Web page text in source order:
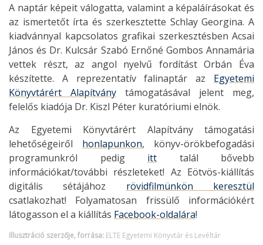
A naptár képeit válogatta, valamint a képaláírásokat és
az ismertetőt írta és szerkesztette Schlay Georgina. A
kiadvánnyal kapcsolatos grafikai szerkesztésben Acsai
János és Dr. Kulcsár Szabó Ernőné Gombos Annamária
vettek részt, az angol nyelvű fordítást Orbán Éva
készítette. A reprezentatív falinaptár az Egyetemi
Könyvtárért Alapítvány támogatásával jelent meg,
felelős kiadója Dr. Kiszl Péter kuratóriumi elnök.
Az Egyetemi Könyvtárért Alapítvány támogatási
lehetőségeiről honlapunkon, könyv-örökbefogadási
programunkról pedig itt talál bővebb
információkat/további részleteket! Az Eötvös-kiállítás
digitális sétájához rövidfilmünkön keresztül
csatlakozhat! Folyamatosan frissülő információkért
látogasson el a kiállítás Facebook-oldalára!
Illusztráció szerzője, forrása: ELTE Egyetemi Könyvtár és Levéltár